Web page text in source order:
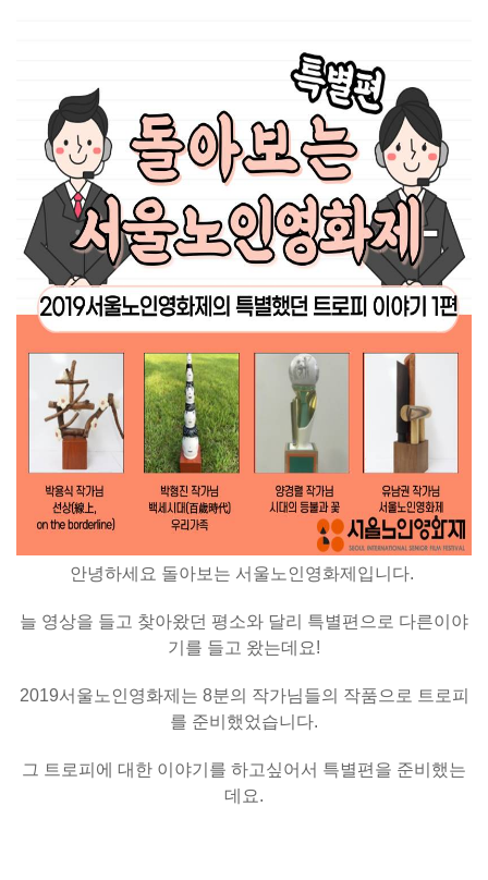
안녕하세요 돌아보는 서울노인영화제입니다.
늘 영상을 들고 찾아왔던 평소와 달리 특별편으로 다른이야
기를 들고 왔는데요!
2019서울노인영화제는 8분의 작가님들의 작품으로 트로피
를 준비했었습니다.
그 트로피에 대한 이야기를 하고싶어서 특별편을 준비했는
데요.